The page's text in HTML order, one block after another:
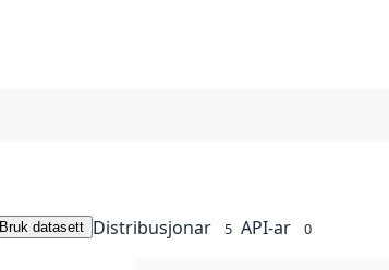
Bruk datasett Distribusjonar 5 API-ar 0